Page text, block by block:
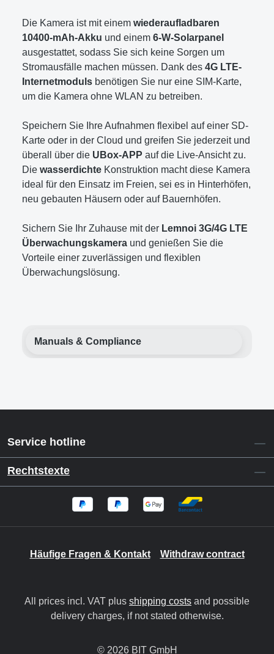
Die Kamera ist mit einem wiederaufladbaren
10400-mAh-Akku und einem 6-W-Solarpanel
ausgestattet, sodass Sie sich keine Sorgen um
Stromausfälle machen müssen. Dank des 4G LTE-
Internetmoduls benötigen Sie nur eine SIM-Karte,
um die Kamera ohne WLAN zu betreiben.
Speichern Sie Ihre Aufnahmen flexibel auf einer SD-
Karte oder in der Cloud und greifen Sie jederzeit und
überall über die UBox-APP auf die Live-Ansicht zu.
Die wasserdichte Konstruktion macht diese Kamera
ideal für den Einsatz im Freien, sei es in Hinterhöfen,
neu gebauten Häusern oder auf Bauernhöfen.
Sichern Sie Ihr Zuhause mit der Lemnoi 3G/4G LTE
Überwachungskamera und genießen Sie die
Vorteile einer zuverlässigen und flexiblen
Überwachungslösung.
Manuals & Compliance
Service hotline
Rechtstexte
Häufige Fragen & Kontakt Withdraw contract
All prices incl. VAT plus shipping costs and possible
delivery charges, if not stated otherwise.
© 2026 BIT GmbH